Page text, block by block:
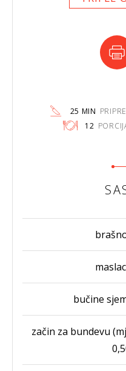
25 MIN
12
bučine
začin za bundevu